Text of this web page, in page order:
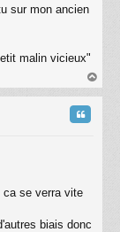
sur mon ancien
malin vicieux"
au
Citation
ca se verra vite
biais donc